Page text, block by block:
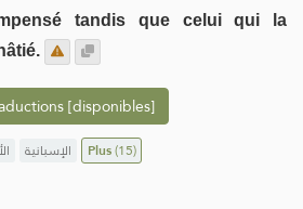
tandis que celui qui la
[disponibles]
الإسبانية Plus(15)